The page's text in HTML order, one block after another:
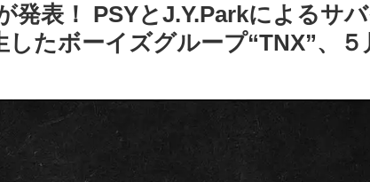
発表！ PSYとJ.Y.Parkによるサ
したボーイズグループ“TNX”、